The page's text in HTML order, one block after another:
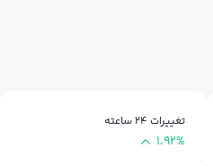
تغییرات ۲۴ ساعته
1.92%